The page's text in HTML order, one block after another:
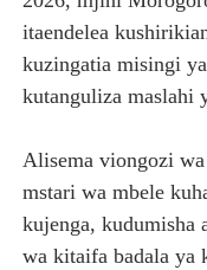
itaendelea
kuzingatia misingi
kutanguliza maslahi
Alisema viongozi wa
mstari wa mbele
kujenga, kudumisha
wa kitaifa badala ya